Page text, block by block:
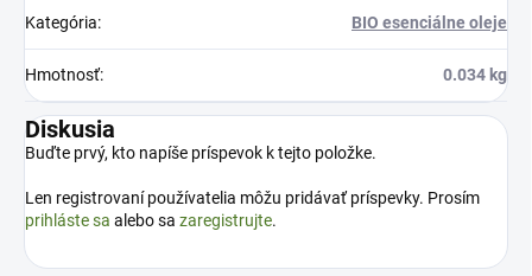
Kategória: BIO esenciálne oleje
Hmotnosť: 0.034 kg
Diskusia
Buďte prvý, kto napíše príspevok k tejto položke.
Len registrovaní používatelia môžu pridávať príspevky. Prosím
prihláste sa alebo sa zaregistrujte.